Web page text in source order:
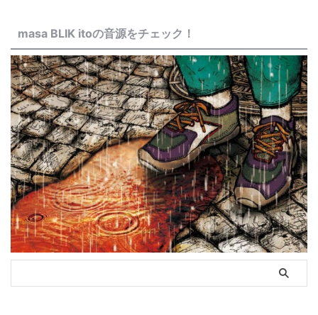
masa BLIK itoの音源をチェック！